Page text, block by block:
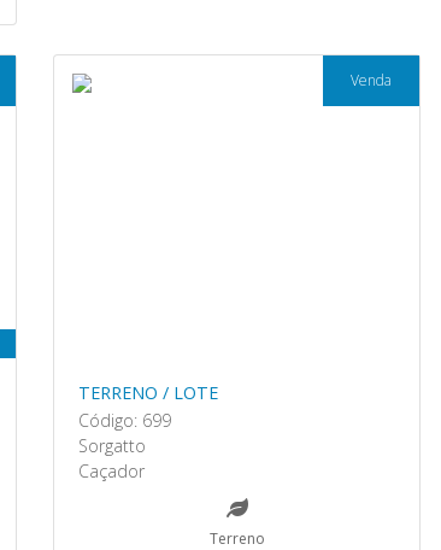
Venda
TERRENO / LOTE
Código: 699
Sorgatto
Caçador
Terreno